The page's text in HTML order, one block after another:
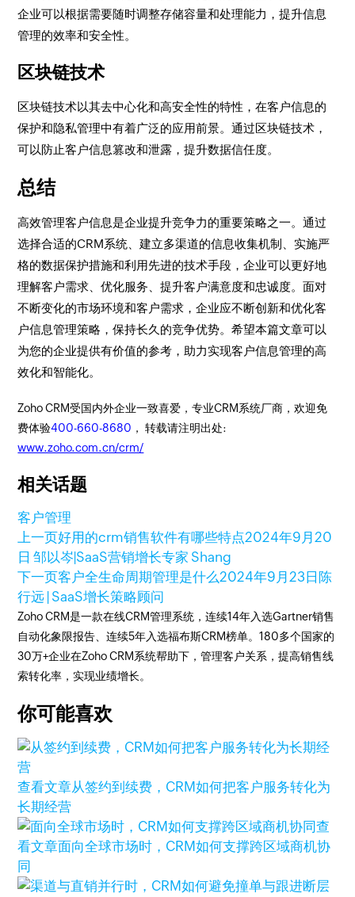
企业可以根据需要随时调整存储容量和处理能力，提升信息
管理的效率和安全性。
区块链技术
区块链技术以其去中心化和高安全性的特性，在客户信息的
保护和隐私管理中有着广泛的应用前景。通过区块链技术，
可以防止客户信息篡改和泄露，提升数据信任度。
总结
高效管理客户信息是企业提升竞争力的重要策略之一。通过
选择合适的CRM系统、建立多渠道的信息收集机制、实施严
格的数据保护措施和利用先进的技术手段，企业可以更好地
理解客户需求、优化服务、提升客户满意度和忠诚度。面对
不断变化的市场环境和客户需求，企业应不断创新和优化客
户信息管理策略，保持长久的竞争优势。希望本篇文章可以
为您的企业提供有价值的参考，助力实现客户信息管理的高
效化和智能化。
Zoho CRM受国内外企业一致喜爱，专业CRM系统厂商，欢迎免
费体验400-660-8680 ， 转载请注明出处:
www.zoho.com.cn/crm/
相关话题
客户管理
上一页好用的crm销售软件有哪些特点2024年9月20
日 邹以岑|SaaS营销增长专家 Shang
下一页客户全生命周期管理是什么2024年9月23日 陈
行远 | SaaS增长策略顾问
Zoho CRM是一款在线CRM管理系统，连续14年入选Gartner销售
自动化象限报告、连续5年入选福布斯CRM榜单。180多个国家的
30万+企业在Zoho CRM系统帮助下，管理客户关系，提高销售线
索转化率，实现业绩增长。
你可能喜欢
查看文章从签约到续费，CRM如何把客户服务转化为
长期经营
查
看文章面向全球市场时，CRM如何支撑跨区域商机协
同